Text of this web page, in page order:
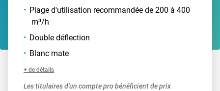
Plage d'utilisation recommandée de 200 à 400
m³/h
Double déflection
Blanc mate
+ de détails
Les titulaires d'un compte pro bénéficient de prix